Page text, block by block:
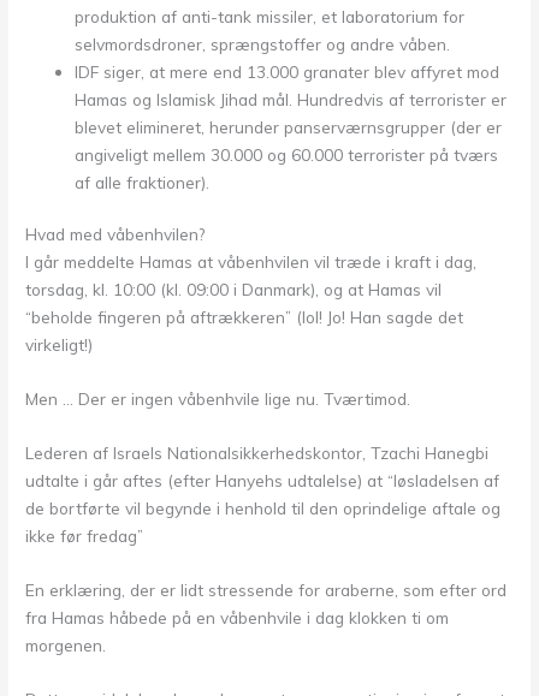
produktion af anti-tank missiler, et laboratorium for
selvmordsdroner, sprængstoffer og andre våben.
IDF siger, at mere end 13.000 granater blev affyret mod
Hamas og Islamisk Jihad mål. Hundredvis af terrorister er
blevet elimineret, herunder panserværnsgrupper (der er
angiveligt mellem 30.000 og 60.000 terrorister på tværs
af alle fraktioner).
Hvad med våbenhvilen?
I går meddelte Hamas at våbenhvilen vil træde i kraft i dag,
torsdag, kl. 10:00 (kl. 09:00 i Danmark), og at Hamas vil
“beholde fingeren på aftrækkeren” (lol! Jo! Han sagde det
virkeligt!)
Men … Der er ingen våbenhvile lige nu. Tværtimod.
Lederen af Israels Nationalsikkerhedskontor, Tzachi Hanegbi
udtalte i går aftes (efter Hanyehs udtalelse) at “løsladelsen af
de bortførte vil begynde i henhold til den oprindelige aftale og
ikke før fredag”
En erklæring, der er lidt stressende for araberne, som efter ord
fra Hamas håbede på en våbenhvile i dag klokken ti om
morgenen.